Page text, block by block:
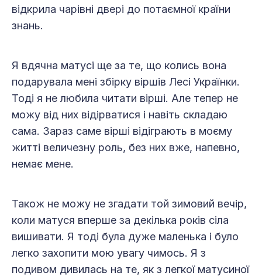
відкрила чарівні двері до потаємної країни
знань.
Я вдячна матусі ще за те, що колись вона
подарувала мені збірку віршів Лесі Українки.
Тоді я не любила читати вірші. Але тепер не
можу від них відірватися і навіть складаю
сама. Зараз саме вірші відіграють в моєму
житті величезну роль, без них вже, напевно,
немає мене.
Також не можу не згадати той зимовий вечір,
коли матуся вперше за декілька років сіла
вишивати. Я тоді була дуже маленька і було
легко захопити мою увагу чимось. Я з
подивом дивилась на те, як з легкої матусиної